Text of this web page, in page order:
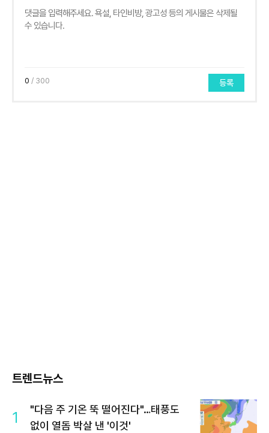
0 / 300 등록
트렌드뉴스
1
"다음 주 기온 뚝 떨어진다"…태풍도
없이 열돔 박살 낸 '이것'